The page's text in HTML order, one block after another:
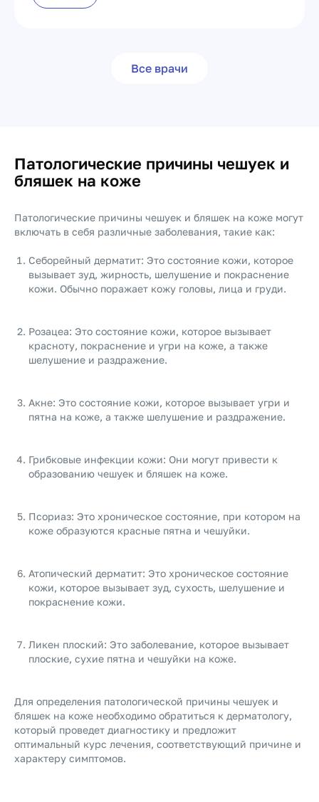
Все врачи
Патологические причины чешуек и
бляшек на коже
Патологические причины чешуек и бляшек на коже могут
включать в себя различные заболевания, такие как:
Себорейный дерматит: Это состояние кожи, которое
вызывает зуд, жирность, шелушение и покраснение
кожи. Обычно поражает кожу головы, лица и груди.
Розацеа: Это состояние кожи, которое вызывает
красноту, покраснение и угри на коже, а также
шелушение и раздражение.
Акне: Это состояние кожи, которое вызывает угри и
пятна на коже, а также шелушение и раздражение.
Грибковые инфекции кожи: Они могут привести к
образованию чешуек и бляшек на коже.
Псориаз: Это хроническое состояние, при котором на
коже образуются красные пятна и чешуйки.
Атопический дерматит: Это хроническое состояние
кожи, которое вызывает зуд, сухость, шелушение и
покраснение кожи.
Ликен плоский: Это заболевание, которое вызывает
плоские, сухие пятна и чешуйки на коже.
Для определения патологической причины чешуек и
бляшек на коже необходимо обратиться к дерматологу,
который проведет диагностику и предложит
оптимальный курс лечения, соответствующий причине и
характеру симптомов.